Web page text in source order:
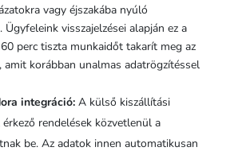
vagy éjszakába nyúló
Ügyfeleink visszajelzései alapján ez a
perc tiszta munkaidőt takarít meg az
amit korábban unalmas adatrögzítéssel
integráció:A külső kiszállítási
rendelések közvetlenül a
be. Az adatok innen automatikusan